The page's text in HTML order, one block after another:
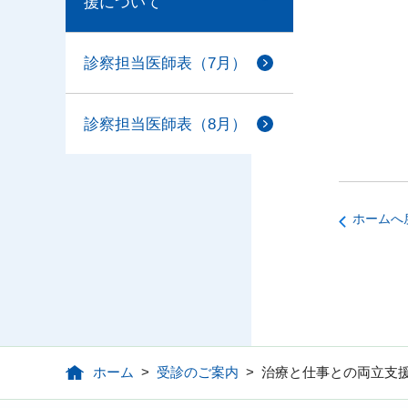
診察担当医師表（7月）
診察担当医師表（8月）
ホームへ
ホーム > 受診のご案内 > 治療と仕事との両立支